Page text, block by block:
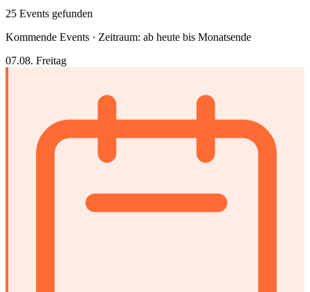
25 Events gefunden
Kommende Events · Zeitraum: ab heute bis Monatsende
07.08. Freitag